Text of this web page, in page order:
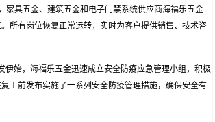
具五金、建筑五金和电子门禁系统供应商海福乐五金
。所有岗位恢复正常运转，实时为客户提供销售、技术咨
始，海福乐五金迅速成立安全防疫应急管理小组，积极
工前发布实施了一系列安全防疫管理措施，确保安全有